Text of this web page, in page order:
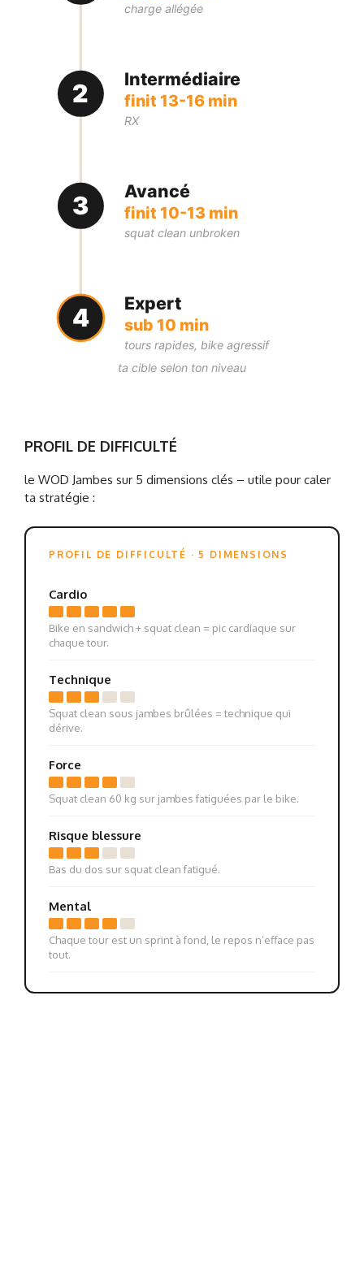
charge allégée
2
Intermédiaire
finit 13-16 min
RX
3
Avancé
finit 10-13 min
squat clean unbroken
4
Expert
sub 10 min
tours rapides, bike agressif
ta cible selon ton niveau
PROFIL DE DIFFICULTÉ
le WOD Jambes sur 5 dimensions clés – utile pour caler
ta stratégie :
PROFIL DE DIFFICULTÉ · 5 DIMENSIONS
Cardio
Bike en sandwich + squat clean = pic cardiaque sur
chaque tour.
Technique
Squat clean sous jambes brûlées = technique qui
dérive.
Force
Squat clean 60 kg sur jambes fatiguées par le bike.
Risque blessure
Bas du dos sur squat clean fatigué.
Mental
Chaque tour est un sprint à fond, le repos n’efface pas
tout.